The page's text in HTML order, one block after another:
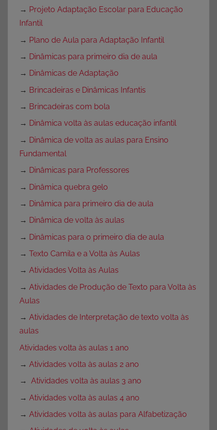
→ Projeto Adaptação Escolar para Educação
Infantil
→ Plano de Aula para Adaptação Infantil
→ Dinâmicas para primeiro dia de aula
→ Dinâmicas de Adaptação
→ Brincadeiras e Dinâmicas Infantis
→ Brincadeiras com bola
→ Dinâmica volta às aulas educação infantil
→ Dinâmica de volta as aulas para Ensino
Fundamental
→ Dinâmicas para Professores
→ Dinâmica quebra gelo
→ Dinâmica para primeiro dia de aula
→ Dinâmica de volta às aulas
→ Dinâmicas para o primeiro dia de aula
→ Texto Camila e a Volta às Aulas
→ Atividades Volta às Aulas
→ Atividades de Produção de Texto para Volta às
Aulas
→ Atividades de Interpretação de texto volta às
aulas
Atividades volta às aulas 1 ano
→ Atividades volta às aulas 2 ano
→ Atividades volta às aulas 3 ano
→ Atividades volta às aulas 4 ano
→ Atividades volta às aulas para Alfabetização